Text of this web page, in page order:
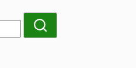
Search